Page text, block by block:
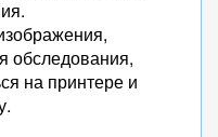
обследования,
на принтере и